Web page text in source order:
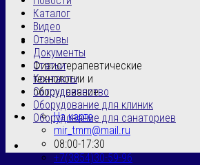
Физиотерапевтические
технологии и
оборудование
На карте
mir_tmm@mail.ru
08:00-17:30
+7(3854)30-59-96
Каталог
Видео
Отзывы
Документы
Статьи
Контакты
Сотрудничество
Оборудование для клиник
Оборудование для санаториев